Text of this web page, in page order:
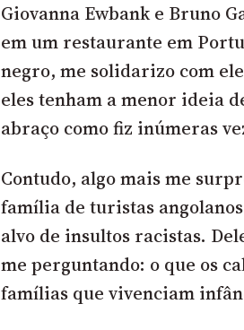
Giovanna Ewbank e Bruno
em um restaurante em
negro, me solidarizo com
eles tenham a menor ideia
abraço como fiz inúmeras
Contudo, algo mais me
família de turistas
alvo de insultos racistas.
me perguntando: o que os
famílias que vivenciam